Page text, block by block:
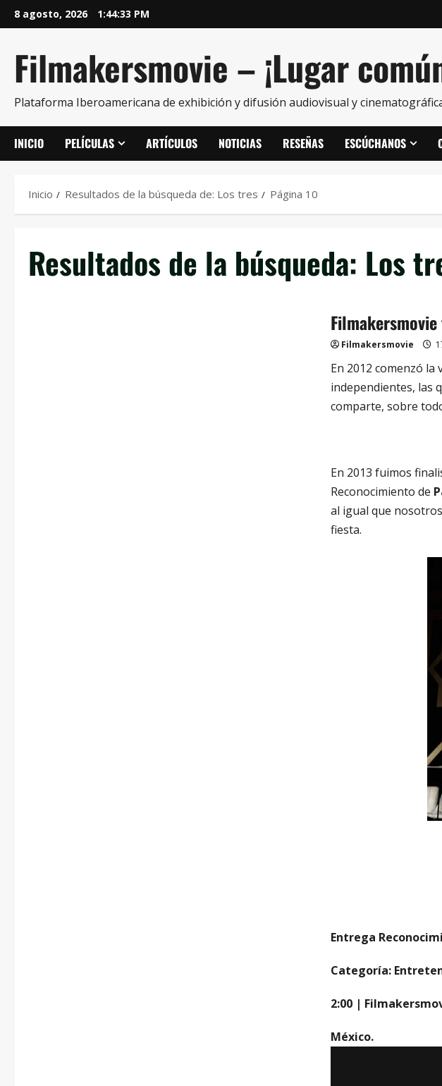
8 agosto, 2026 1:44:34 PM
Filmakersmovie – ¡Lugar
Plataforma Iberoamericana de exhibición y difusión audiovisual y
INICIO PELÍCULAS ARTÍCULOS NOTICIAS RESEÑAS ESCÚCHANOS
Inicio Resultados de la búsqueda de: Los tres Página 10
Resultados de la búsqueda: Los
Filmakersmovie
En 2012 comenzó
independientes, las
comparte, sobre
En 2013 fuimos
Reconocimiento de
al igual que
fiesta.
Entrega
Categoría:
2:00 |
México.